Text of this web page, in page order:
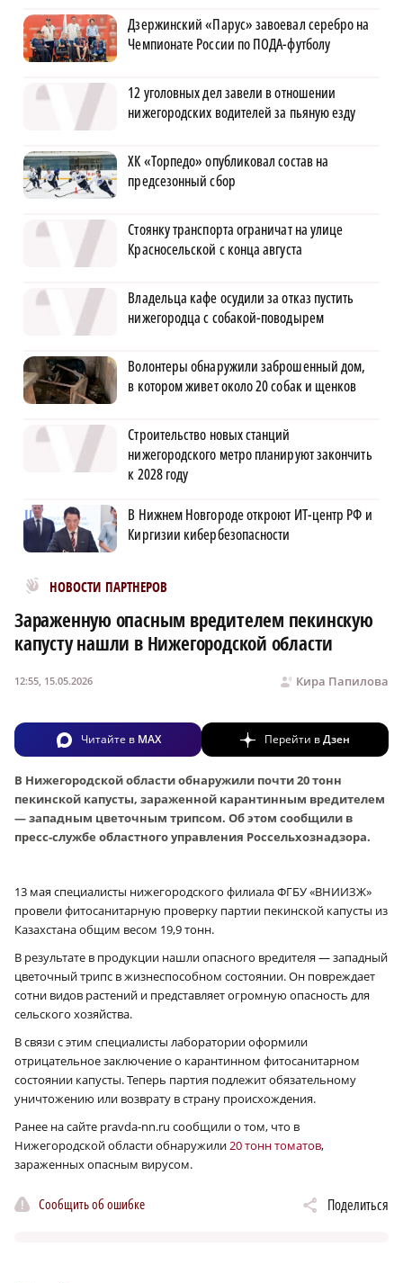
Дзержинский «Парус» завоевал серебро на
Чемпионате России по ПОДА-футболу
12 уголовных дел завели в отношении
нижегородских водителей за пьяную езду
ХК «Торпедо» опубликовал состав на
предсезонный сбор
Стоянку транспорта ограничат на улице
Красносельской с конца августа
Владельца кафе осудили за отказ пустить
нижегородца с собакой-поводырем
Волонтеры обнаружили заброшенный дом,
в котором живет около 20 собак и щенков
Строительство новых станций
нижегородского метро планируют закончить
к 2028 году
В Нижнем Новгороде откроют ИТ-центр РФ и
Киргизии кибербезопасности
НОВОСТИ ПАРТНЕРОВ
Новости МирТесен
Зараженную опасным вредителем пекинскую
капусту нашли в Нижегородской области
Кира Папилова
12:55, 15.05.2026
Читайте в MAX Перейти вДзен
В Нижегородской области обнаружили почти 20 тонн
пекинской капусты, зараженной карантинным вредителем
— западным цветочным трипсом. Об этом сообщили в
пресс-службе областного управления Россельхознадзора.
13 мая специалисты нижегородского филиала ФГБУ «ВНИИЗЖ»
провели фитосанитарную проверку партии пекинской капусты из
Казахстана общим весом 19,9 тонн.
В результате в продукции нашли опасного вредителя — западный
цветочный трипс в жизнеспособном состоянии. Он повреждает
сотни видов растений и представляет огромную опасность для
сельского хозяйства.
В связи с этим специалисты лаборатории оформили
отрицательное заключение о карантинном фитосанитарном
состоянии капусты. Теперь партия подлежит обязательному
уничтожению или возврату в страну происхождения.
Ранее на сайте pravda-nn.ru сообщили о том, что в
Нижегородской области обнаружили20 тонн томатов,
зараженных опасным вирусом.
Сообщить об ошибке Поделиться